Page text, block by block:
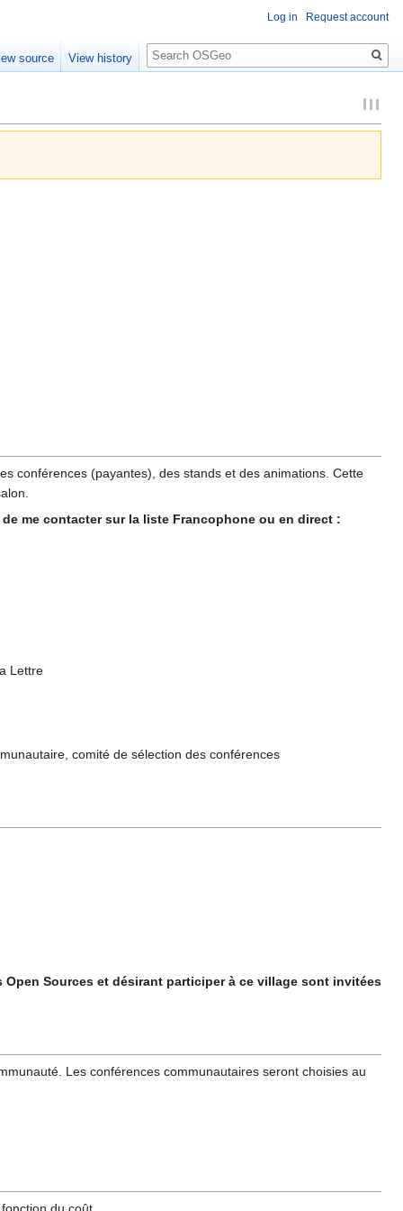
conférences (payantes), des stands et des animations. Cette
me contacter sur la liste Francophone ou en direct :
Lettre
comité de sélection des conférences
Sources et désirant participer à ce village sont invitées
Les conférences communautaires seront choisies au
Log in Request account
source View history
Search